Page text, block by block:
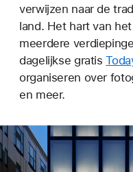
verwijzen naar de
land. Het hart van
meerdere
dagelijkse gratis
organiseren over
en meer.